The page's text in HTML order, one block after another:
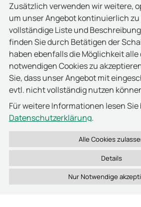
Zusätzlich verwenden wir weitere,
um unser Angebot kontinuierlich
vollständige Liste und
finden Sie durch Betätigen der
haben ebenfalls die Möglichkeit alle
notwendigen Cookies zu
Sie, dass unser Angebot mit
evtl. nicht vollständig nutzen
Für weitere Informationen lesen
Datenschutzerklärung.
Details